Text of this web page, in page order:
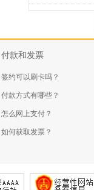
付款和发票
签约可以刷卡吗？
付款方式有哪些？
怎么网上支付？
如何获取发票？